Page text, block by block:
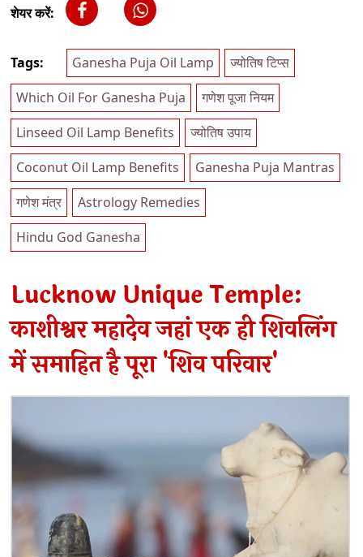
शेयर करें:
Tags: Ganesha Puja Oil Lamp
ज्योतिष टिप्स
Which Oil For Ganesha Puja
गणेश पूजा नियम
Linseed Oil Lamp Benefits
ज्योतिष उपाय
Coconut Oil Lamp Benefits
Ganesha Puja Mantras
गणेश मंत्र
Astrology Remedies
Hindu God Ganesha
Lucknow Unique Temple:
काशीश्वर महादेव जहां एक ही शिवलिंग
में समाहित है पूरा 'शिव परिवार'